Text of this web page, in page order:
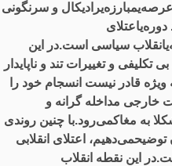
و سرنگونی
سیاسی است.در این
و تغییرات تند و ناپایدار
قادر نیست انسجام خود را
خارجی مداخله گرانه و
به مغاکمی‌رود.با چنین روندی
اعتلای انقلابی
این نقطه انقلاب